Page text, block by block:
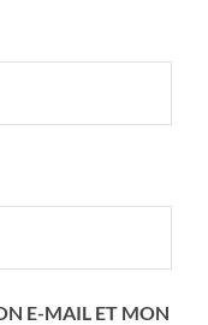
E-MAIL ET MON